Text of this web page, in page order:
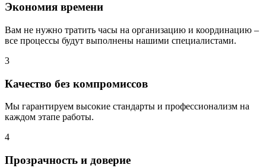
Экономия времени
Вам не нужно тратить часы на организацию и координацию –
все процессы будут выполнены нашими специалистами.
3
Качество без компромиссов
Мы гарантируем высокие стандарты и профессионализм на
каждом этапе работы.
4
Прозрачность и доверие